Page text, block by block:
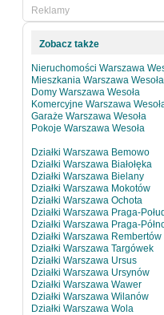
Reklamy
Zobacz także
Nieruchomości Warszawa
Mieszkania Warszawa Wesoła
Domy Warszawa Wesoła
Komercyjne Warszawa
Garaże Warszawa Wesoła
Pokoje Warszawa Wesoła
Działki Warszawa Bemowo
Działki Warszawa Białołęka
Działki Warszawa Bielany
Działki Warszawa Mokotów
Działki Warszawa Ochota
Działki Warszawa Praga-
Działki Warszawa Praga-
Działki Warszawa Rembertów
Działki Warszawa Targówek
Działki Warszawa Ursus
Działki Warszawa Ursynów
Działki Warszawa Wawer
Działki Warszawa Wilanów
Działki Warszawa Wola